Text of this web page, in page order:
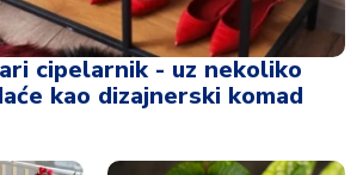
cipelarnik - uz nekoliko
kao dizajnerski komad